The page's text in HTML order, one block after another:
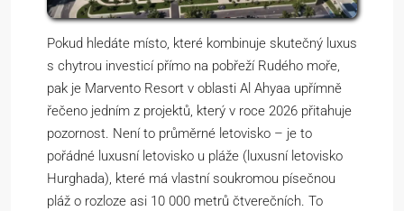
Pokud hledáte místo, které kombinuje skutečný luxus
s chytrou investicí přímo na pobřeží Rudého moře,
pak je Marvento Resort v oblasti Al Ahyaa upřímně
řečeno jedním z projektů, který v roce 2026 přitahuje
pozornost. Není to průměrné letovisko – je to
pořádné luxusní letovisko u pláže (luxusní letovisko
Hurghada), které má vlastní soukromou písečnou
pláž o rozloze asi 10 000 metrů čtverečních. To